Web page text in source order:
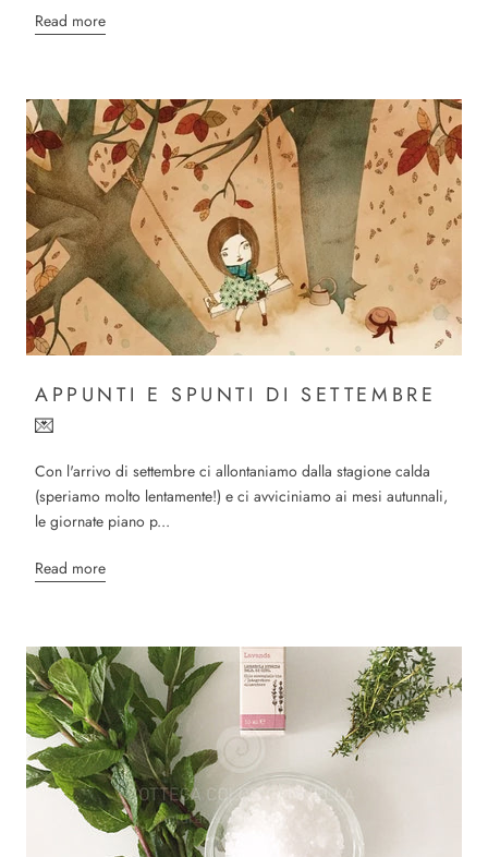
Read more
APPUNTI E SPUNTI DI SETTEMBRE
💌
Con l'arrivo di settembre ci allontaniamo dalla stagione calda
(speriamo molto lentamente!) e ci avviciniamo ai mesi autunnali,
le giornate piano p...
Read more